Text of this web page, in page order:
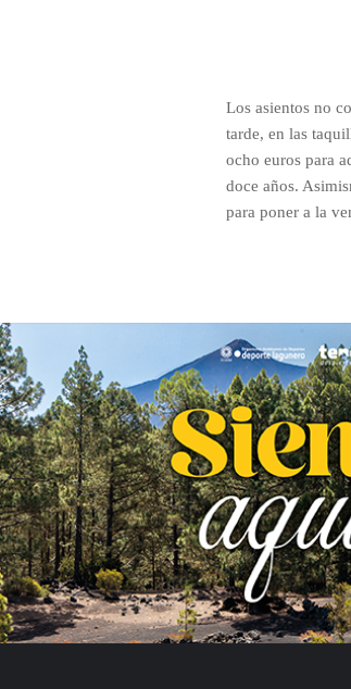
Los asientos no
tarde, en las
ocho euros para
doce años.
para poner a la